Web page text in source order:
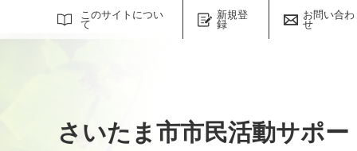
このサイトについ
て
新規登
録
お問い合わ
せ
サイト内検索
さいたま市市民活動サポ